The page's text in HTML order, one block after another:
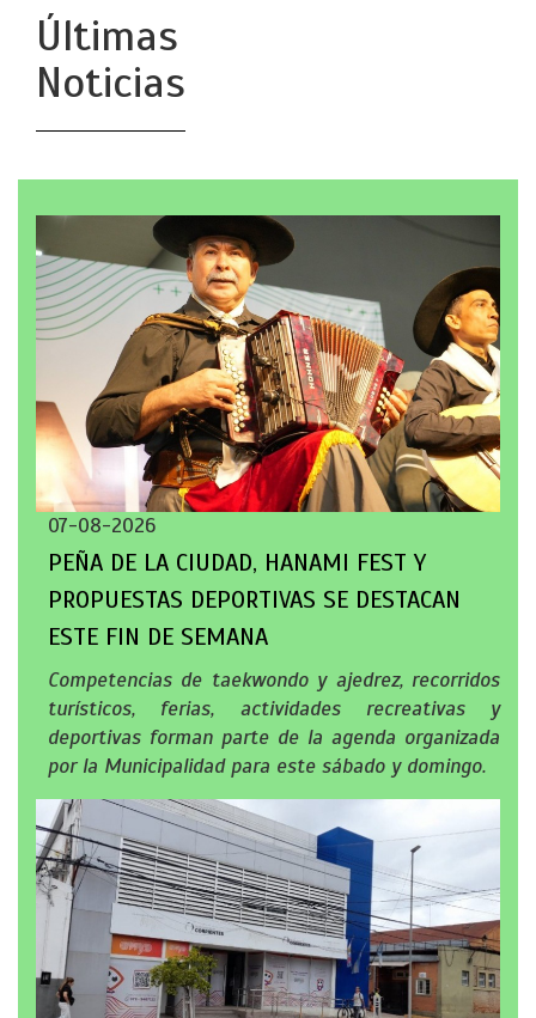
Últimas
Noticias
07-08-2026
PEÑA DE LA CIUDAD, HANAMI FEST Y
PROPUESTAS DEPORTIVAS SE DESTACAN
ESTE FIN DE SEMANA
Competencias de taekwondo y ajedrez, recorridos
turísticos, ferias, actividades recreativas y
deportivas forman parte de la agenda organizada
por la Municipalidad para este sábado y domingo.